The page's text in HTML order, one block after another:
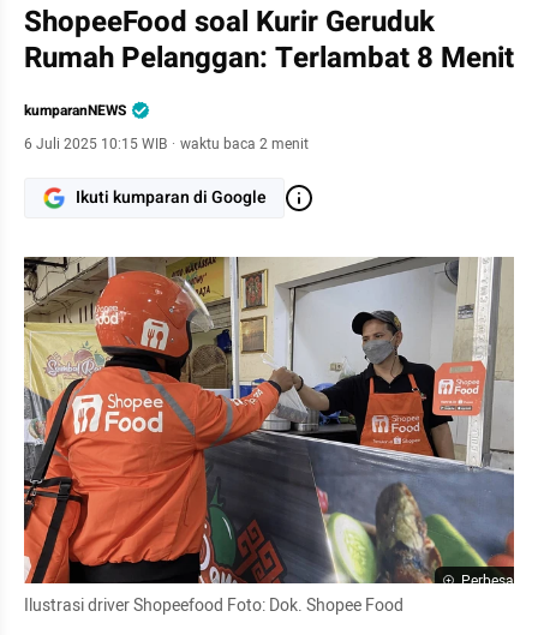
ShopeeFood soal Kurir Geruduk
Rumah Pelanggan: Terlambat 8 Menit
kumparanNEWS
6 Juli 2025 10:15 WIB · waktu baca 2 menit
Ikuti kumparan di Google
Perbesar
Ilustrasi driver Shopeefood Foto: Dok. Shopee Food